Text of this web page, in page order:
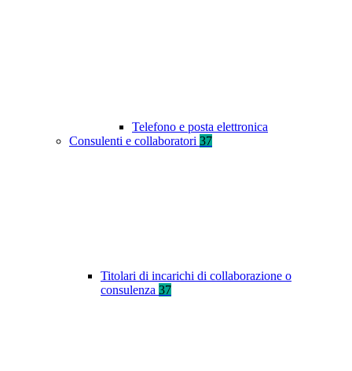
Telefono e posta elettronica
Consulenti e collaboratori 37
Titolari di incarichi di collaborazione o
consulenza 37